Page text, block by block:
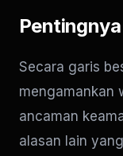
Pentingnya
Secara garis
mengamankan
ancaman
alasan lain